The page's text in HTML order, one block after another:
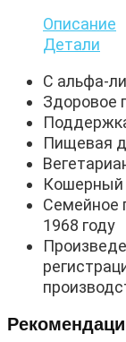
Описание
Детали
С альфа-
Здоровое
Пищевая
Кошерный
Семейное
1968 году